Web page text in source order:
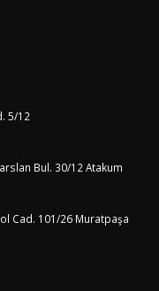
5/12
Bul. 30/12 Atakum
Cad. 101/26 Muratpaşa